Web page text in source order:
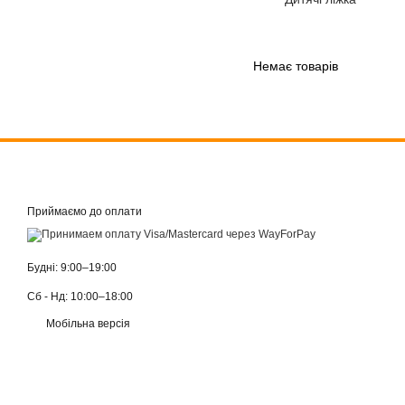
Немає товарів
Приймаємо до оплати
Будні: 9:00–19:00
Сб - Нд: 10:00–18:00
Мобільна версія